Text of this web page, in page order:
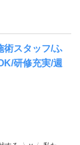
術スタッフ/ふ
研修充実/週